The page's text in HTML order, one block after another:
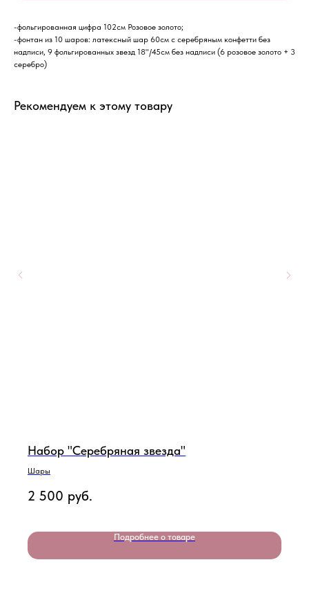
-фольгированная цифра 102см Розовое золото;
-фонтан из 10 шаров: латексный шар 60см с серебряным конфетти без
надписи, 9 фольгированных звезд 18"/45см без надписи (6 розовое золото + 3
серебро)
Рекомендуем к этому товару
Набор "Серебряная звезда"
Шары
2 500 руб.
Подробнее о товаре